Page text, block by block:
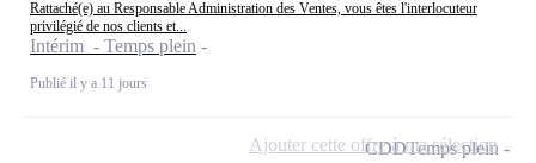
Rattaché(e) au Responsable Administration des Ventes, vous êtes l'interlocuteur
privilégié de nos clients et...
Intérim - Temps plein
Publié il y a 11 jours
CDDTemps plein
Ajouter cette offre à ma sélection